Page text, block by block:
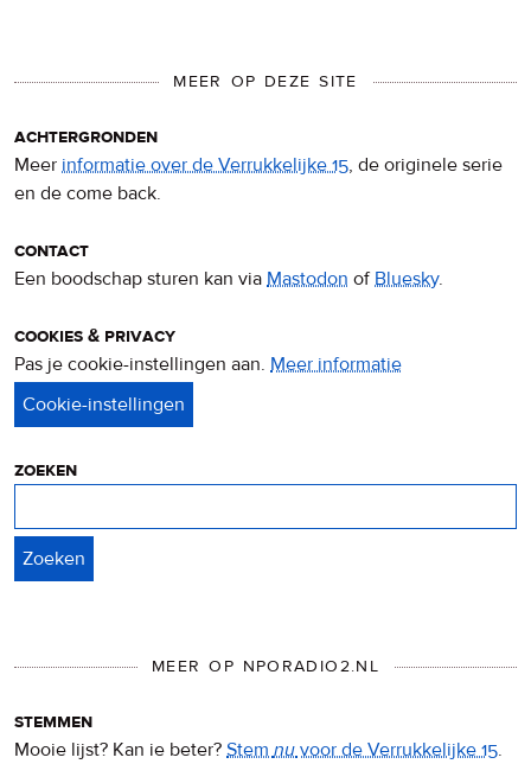
MEER OP DEZE SITE
achtergronden
Meer informatie over de Verrukkelijke 15, de originele serie
en de come back.
contact
Een boodschap sturen kan via Mastodon ofBluesky.
cookies & privacy
Pas je cookie-instellingen aan. Meer informatie
zoeken
MEER OP NPORADIO2.NL
stemmen
Mooie lijst? Kan ie beter? Stemnuvoor de Verrukkelijke 15.